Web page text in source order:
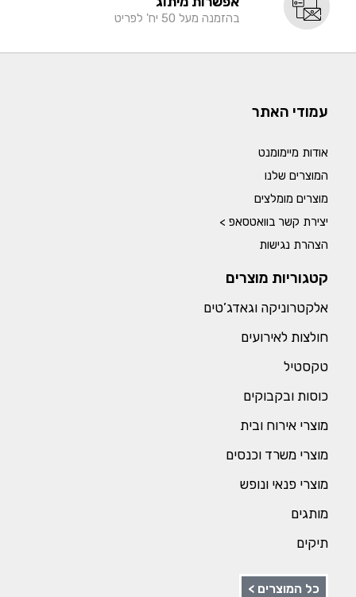
בהזמנה מעל 50 יח' לפריט
עמודי האתר
אודות מיימומנט
המוצרים שלנו
מוצרים מומלצים
יצירת קשר בוואטסאפ >
הצהרת נגישות
קטגוריות מוצרים
אלקטרוניקה וגאדג’טים
חולצות לאירועים
טקסטיל
כוסות ובקבוקים
מוצרי אירוח ובית
מוצרי משרד וכנסים
מוצרי פנאי ונופש
מותגים
תיקים
כל המוצרים >